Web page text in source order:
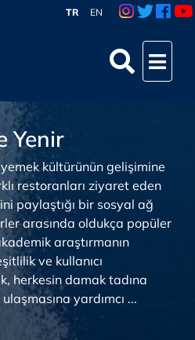
TR EN
Yenir
yemek kültürünün gelişimine
restoranları ziyaret eden
paylaştığı bir sosyal ağ
arasında oldukça popüler
araştırmanın
ve kullanıcı
herkesin damak tadına
yardımcı ...